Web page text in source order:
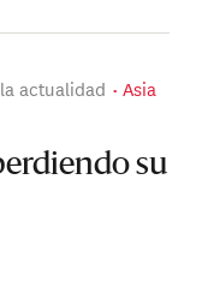
actualidad
Asia
su